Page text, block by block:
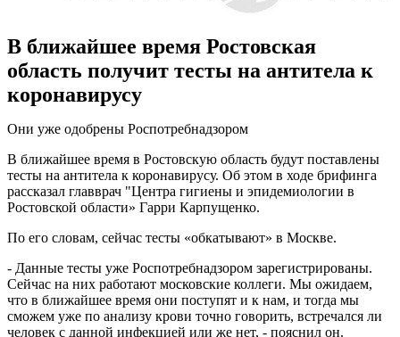
В ближайшее время Ростовская
область получит тесты на антитела к
коронавирусу
Они уже одобрены Роспотребнадзором
В ближайшее время в Ростовскую область будут поставлены
тесты на антитела к коронавирусу. Об этом в ходе брифинга
рассказал главврач "Центра гигиены и эпидемиологии в
Ростовской области» Гарри Карпущенко.
По его словам, сейчас тесты «обкатывают» в Москве.
- Данные тесты уже Роспотребнадзором зарегистрированы.
Сейчас на них работают московские коллеги. Мы ожидаем,
что в ближайшее время они поступят и к нам, и тогда мы
сможем уже по анализу крови точно говорить, встречался ли
человек с данной инфекцией или же нет, - пояснил он.